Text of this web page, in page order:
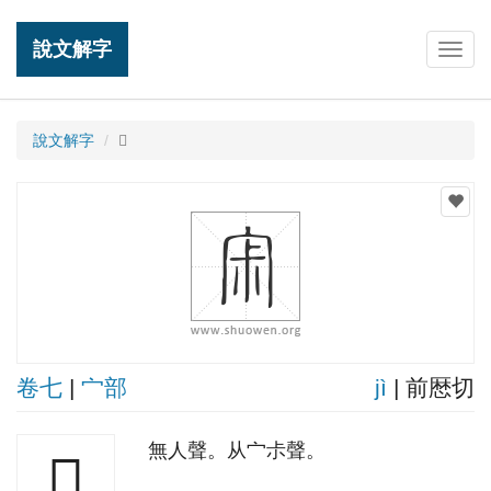
說文解字
說文解字 𡧯
卷七 | 宀部 jì | 前厯切
無人聲。从宀尗聲。